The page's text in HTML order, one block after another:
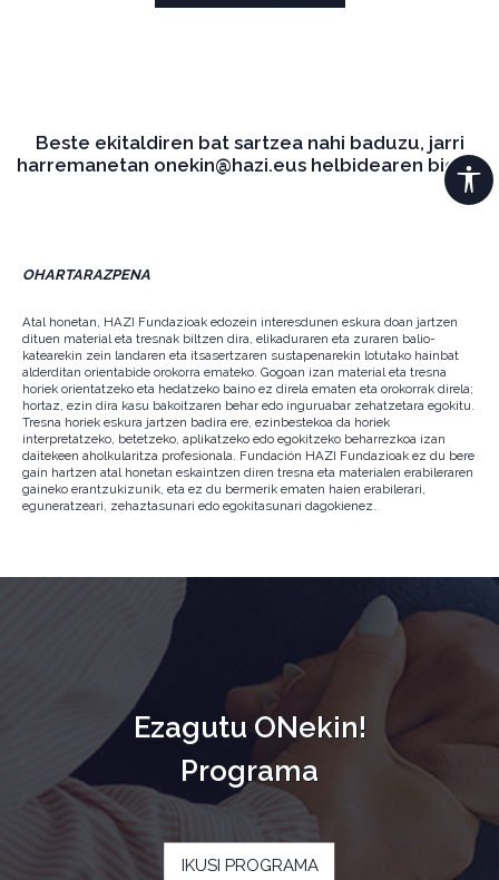
Beste ekitaldiren bat sartzea nahi baduzu, jarri
harremanetan onekin@hazi.eus helbidearen bidez.
OHARTARAZPENA
Atal honetan, HAZI Fundazioak edozein interesdunen eskura doan jartzen
dituen material eta tresnak biltzen dira, elikaduraren eta zuraren balio-
katearekin zein landaren eta itsasertzaren sustapenarekin lotutako hainbat
alderditan orientabide orokorra emateko. Gogoan izan material eta tresna
horiek orientatzeko eta hedatzeko baino ez direla ematen eta orokorrak direla;
hortaz, ezin dira kasu bakoitzaren behar edo inguruabar zehatzetara egokitu.
Tresna horiek eskura jartzen badira ere, ezinbestekoa da horiek
interpretatzeko, betetzeko, aplikatzeko edo egokitzeko beharrezkoa izan
daitekeen aholkularitza profesionala. Fundación HAZI Fundazioak ez du bere
gain hartzen atal honetan eskaintzen diren tresna eta materialen erabileraren
gaineko erantzukizunik, eta ez du bermerik ematen haien erabilerari,
eguneratzeari, zehaztasunari edo egokitasunari dagokienez.
Ezagutu ONekin!
Programa
IKUSI PROGRAMA